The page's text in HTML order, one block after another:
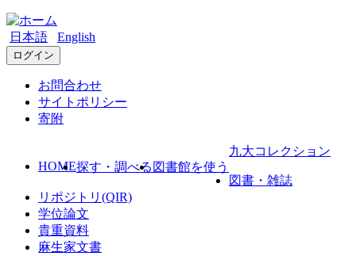
日本語 English
ログイン
お問合わせ
サイトポリシー
寄附
HOME探す・調べる 図書館を使う
九大コレクション
図書・雑誌
リポジトリ(QIR)
学位論文
貴重資料
麻生家文書